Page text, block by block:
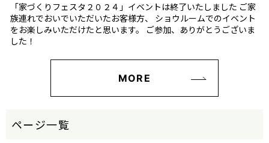
「家づくりフェスタ２０２４」イベントは終了いたしました ご家
族連れでおいでいただいたお客様方、 ショウルームでのイベント
をお楽しみいただけたと思います。 ご参加、ありがとうございま
した！
MORE